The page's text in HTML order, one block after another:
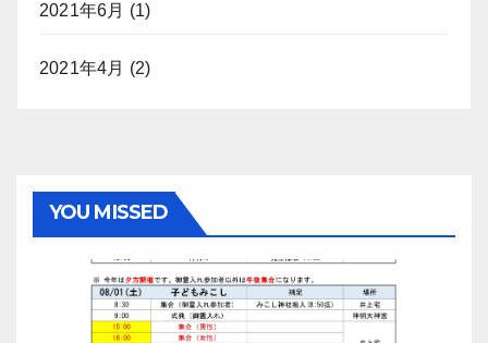
2021年6月 (1)
2021年4月 (2)
YOU MISSED